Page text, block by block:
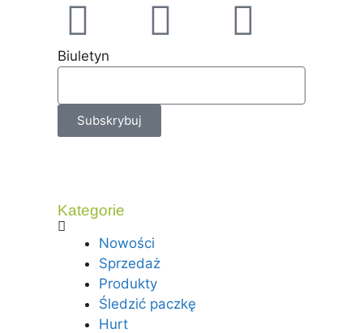
Biuletyn
Subskrybuj
Kategorie
Nowości
Sprzedaż
Produkty
Śledzić paczkę
Hurt